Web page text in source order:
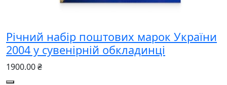
Річний набір поштових марок України
2004 у сувенірній обкладинці
1900.00 ₴